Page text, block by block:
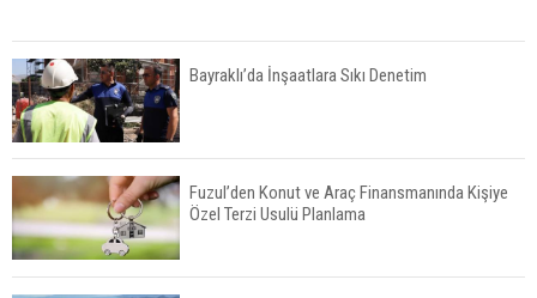
Bayraklı’da İnşaatlara Sıkı Denetim
Fuzul’den Konut ve Araç Finansmanında Kişiye
Özel Terzi Usulü Planlama